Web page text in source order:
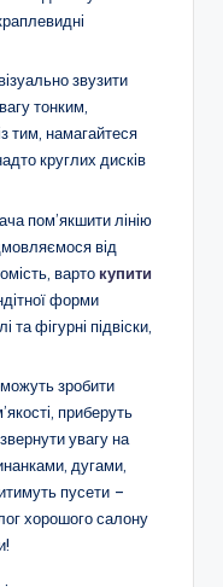
звузити
тонким,
тим, намагайтеся
круглих дисків
пом’якшити лінію
від
варто купити
форми
та фігурні підвіски,
зробити
приберуть
увагу на
дугами,
пусети –
хорошого салону